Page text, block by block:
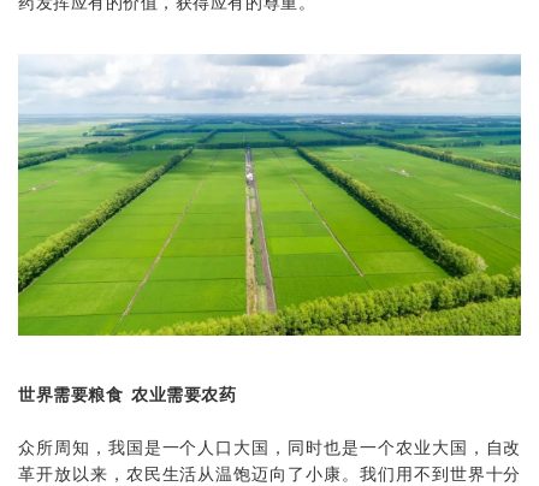
世界需要粮食 农业需要农药
众所周知，我国是一个人口大国，同时也是一个农业大国，自改
革开放以来，农民生活从温饱迈向了小康。我们用不到世界十分